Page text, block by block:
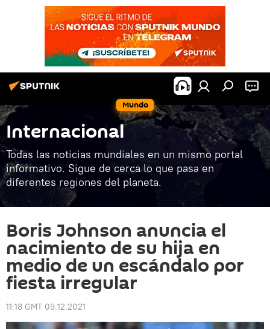
Mundo
Internacional
Todas las noticias mundiales en un mismo portal
informativo. Sigue de cerca lo que pasa en
diferentes regiones del planeta.
Boris Johnson anuncia el
nacimiento de su hija en
medio de un escándalo por
fiesta irregular
11:18 GMT 09.12.2021